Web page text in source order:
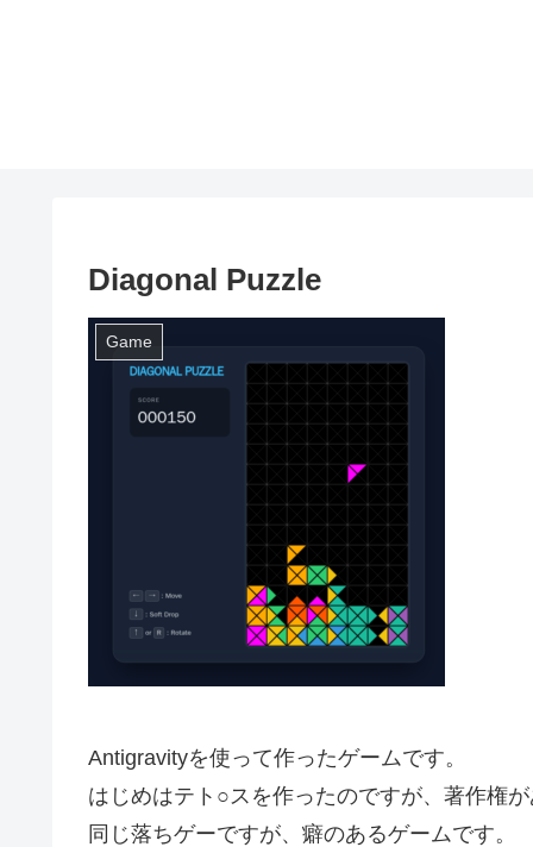
Diagonal Puzzle
Game
Antigravityを使って作ったゲームです。
はじめはテト○スを作ったのですが、著作権
同じ落ちゲーですが、癖のあるゲームです。